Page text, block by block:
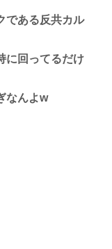
である反共カル
に回ってるだけ
なんよw